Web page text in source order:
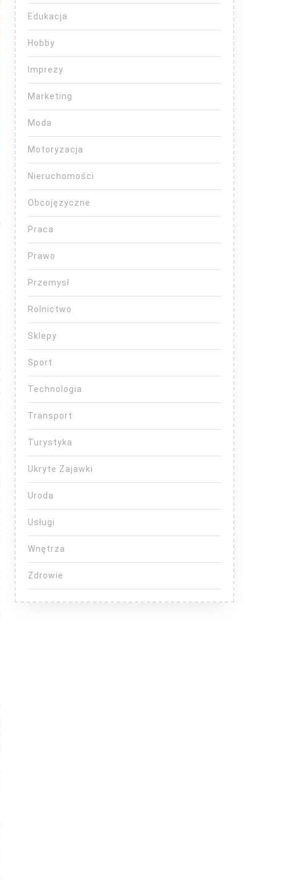
Edukacja
Hobby
Imprezy
Marketing
Moda
Motoryzacja
Nieruchomości
Obcojęzyczne
Praca
Prawo
Przemysł
Rolnictwo
Sklepy
Sport
Technologia
Transport
Turystyka
Ukryte Zajawki
Uroda
Usługi
Wnętrza
Zdrowie